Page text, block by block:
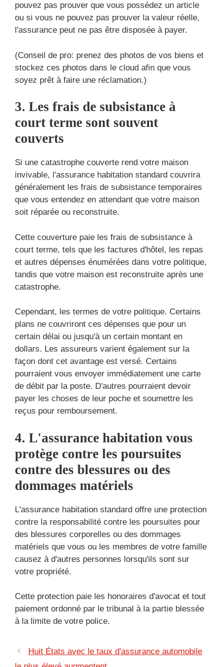
pouvez pas prouver que vous possédez un article
ou si vous ne pouvez pas prouver la valeur réelle,
l'assurance peut ne pas être disposée à payer.
(Conseil de pro: prenez des photos de vos biens et
stockez ces photos dans le cloud afin que vous
soyez prêt à faire une réclamation.)
3. Les frais de subsistance à
court terme sont souvent
couverts
Si une catastrophe couverte rend votre maison
invivable, l'assurance habitation standard couvrira
généralement les frais de subsistance temporaires
que vous entendez en attendant que votre maison
soit réparée ou reconstruite.
Cette couverture paie les frais de subsistance à
court terme, tels que les factures d'hôtel, les repas
et autres dépenses énumérées dans votre politique,
tandis que votre maison est reconstruite après une
catastrophe.
Cependant, les termes de votre politique. Certains
plans ne couvriront ces dépenses que pour un
certain délai ou jusqu'à un certain montant en
dollars. Les assureurs varient également sur la
façon dont cet avantage est versé. Certains
pourraient vous envoyer immédiatement une carte
de débit par la poste. D'autres pourraient devoir
payer les choses de leur poche et soumettre les
reçus pour remboursement.
4. L'assurance habitation vous
protège contre les poursuites
contre des blessures ou des
dommages matériels
L'assurance habitation standard offre une protection
contre la responsabilité contre les poursuites pour
des blessures corporelles ou des dommages
matériels que vous ou les membres de votre famille
causez à d'autres personnes lorsqu'ils sont sur
votre propriété.
Cette protection paie les honoraires d'avocat et tout
paiement ordonné par le tribunal à la partie blessée
à la limite de votre police.
Huit États avec le taux d'assurance automobile